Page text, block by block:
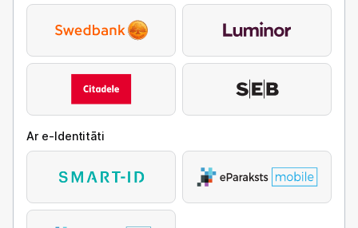
Ar e-Identitāti